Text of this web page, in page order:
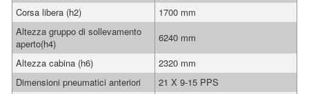
Corsa libera (h2)
1700 mm
Altezza gruppo di sollevamento
aperto(h4)
6240 mm
Altezza cabina (h6)
2320 mm
Dimensioni pneumatici anteriori
21 X 9-15 PPS